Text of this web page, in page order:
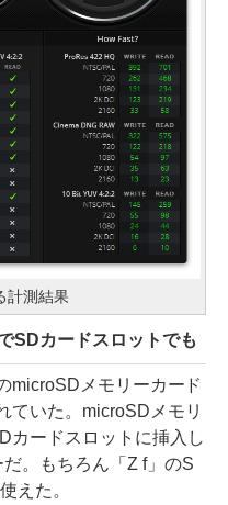
計測結果
SDカードスロットでも
microSDメモリーカード
ていた。microSDメモリ
カードスロットに挿入し
。もちろん「Z f」のS
えた。